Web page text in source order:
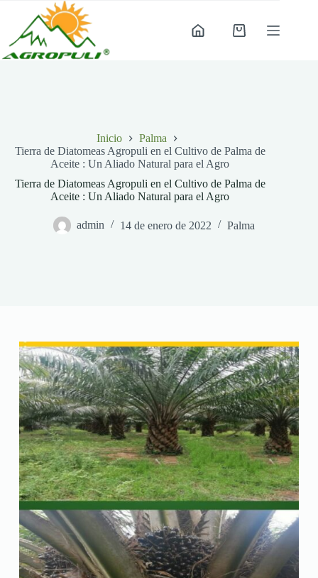
contenido
Carro
Inicio
Palma
Tierra de Diatomeas Agropuli en el Cultivo de Palma de
Aceite : Un Aliado Natural para el Agro
Tierra de Diatomeas Agropuli en el Cultivo de Palma de
Aceite : Un Aliado Natural para el Agro
admin 14 de enero de 2022 Palma